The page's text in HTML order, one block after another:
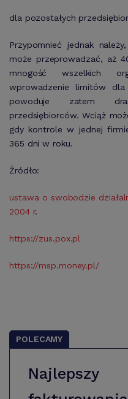
dla pozostałych
Przypomnieć jednak
może przeprowadzać, aż
mnogość wszelkich
wprowadzenie limitów
powoduje zatem
przedsiębiorców. Wciąż
gdy kontrole w jednej
365 dni w roku.
Źródło:
ustawa o swobodzie
2004 r.
https://zus.pox.pl
https://msp.money.pl/
POLECAMY